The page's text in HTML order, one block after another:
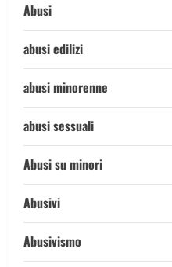
Abusi
abusi edilizi
abusi minorenne
abusi sessuali
Abusi su minori
Abusivi
Abusivismo